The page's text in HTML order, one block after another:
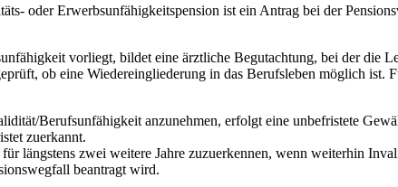
oder Erwerbsunfähigkeitspension ist ein Antrag bei der
vorliegt, bildet eine ärztliche Begutachtung, bei der die
ob eine Wiedereingliederung in das Berufsleben möglich ist.
Berufsunfähigkeit anzunehmen, erfolgt eine unbefristete
zuerkannt.
längstens zwei weitere Jahre zuzuerkennen, wenn weiterhin
beantragt wird.